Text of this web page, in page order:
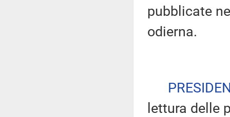
pubblicate
odierna.
lettura delle